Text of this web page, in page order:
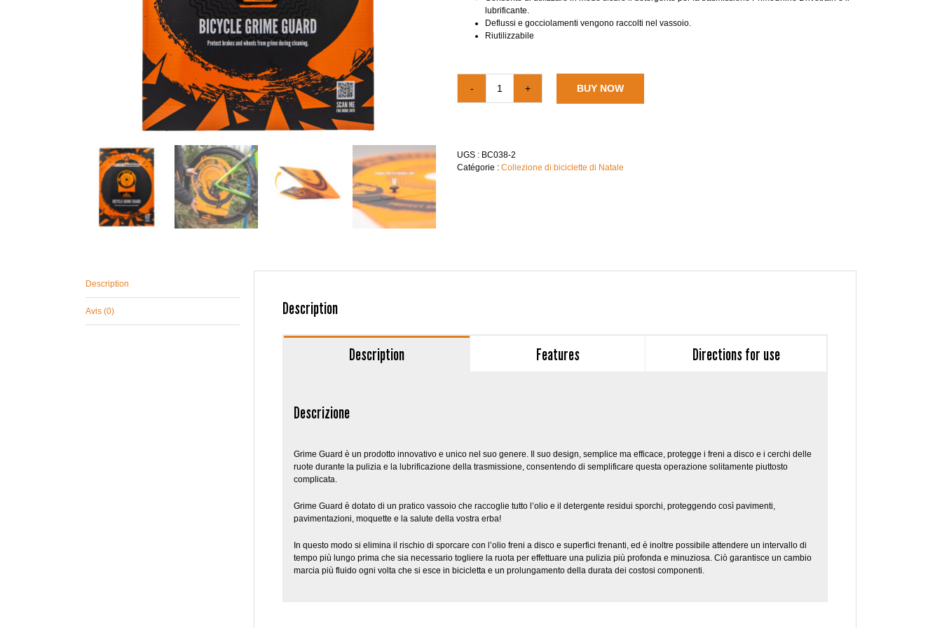
lubrificante.
Deflussi e gocciolamenti vengono raccolti nel vassoio.
Riutilizzabile
quantité
de
BUY NOW
UGS : BC038-2
Catégorie : Collezione di biciclette di Natale
Description
Avis (0) Description
Description Features Directions for use
Descrizione
Grime Guard è un prodotto innovativo e unico nel suo genere. Il suo design, semplice ma efficace, protegge i freni a disco e i cerchi delle
ruote durante la pulizia e la lubrificazione della trasmissione, consentendo di semplificare questa operazione solitamente piuttosto
complicata.
Grime Guard è dotato di un pratico vassoio che raccoglie tutto l’olio e il detergente residui sporchi, proteggendo così pavimenti,
pavimentazioni, moquette e la salute della vostra erba!
In questo modo si elimina il rischio di sporcare con l’olio freni a disco e superfici frenanti, ed è inoltre possibile attendere un intervallo di
tempo più lungo prima che sia necessario togliere la ruota per effettuare una pulizia più profonda e minuziosa. Ciò garantisce un cambio
marcia più fluido ogni volta che si esce in bicicletta e un prolungamento della durata dei costosi componenti.